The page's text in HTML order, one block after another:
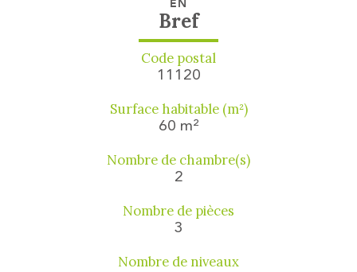
EN
Bref
Code postal
11120
Surface habitable (m²)
60 m²
Nombre de chambre(s)
2
Nombre de pièces
3
Nombre de niveaux